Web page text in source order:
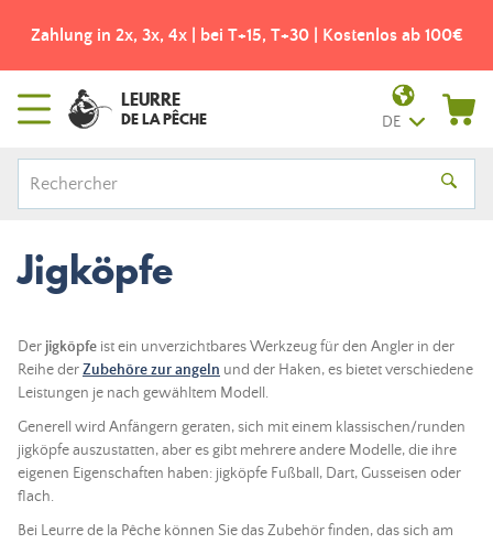
Zahlung in 2x, 3x, 4x | bei T+15, T+30 | Kostenlos ab 100€
LEURRE
DE LA PÊCHE DE
Jigköpfe
Der jigköpfe ist ein unverzichtbares Werkzeug für den Angler in der
Reihe derZubehöre zur angeln und der Haken, es bietet verschiedene
Leistungen je nach gewähltem Modell.
Generell wird Anfängern geraten, sich mit einem klassischen/runden
jigköpfe auszustatten, aber es gibt mehrere andere Modelle, die ihre
eigenen Eigenschaften haben: jigköpfe Fußball, Dart, Gusseisen oder
flach.
Bei Leurre de la Pêche können Sie das Zubehör finden, das sich am